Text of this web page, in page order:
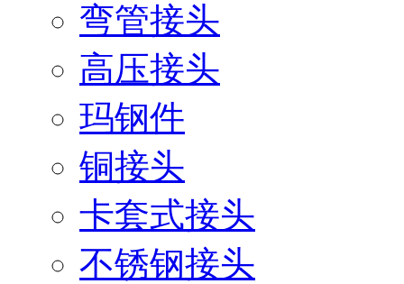
弯管接头
高压接头
玛钢件
铜接头
卡套式接头
不锈钢接头